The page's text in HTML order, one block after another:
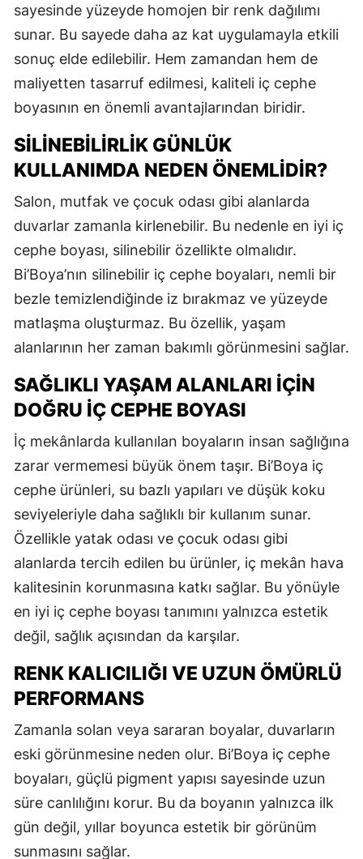
sayesinde yüzeyde homojen bir renk dağılımı
sunar. Bu sayede daha az kat uygulamayla etkili
sonuç elde edilebilir. Hem zamandan hem de
maliyetten tasarruf edilmesi, kaliteli iç cephe
boyasının en önemli avantajlarından biridir.
SILINEBILIRLIK GÜNLÜK
KULLANIMDA NEDEN ÖNEMLIDIR?
Salon, mutfak ve çocuk odası gibi alanlarda
duvarlar zamanla kirlenebilir. Bu nedenle en iyi iç
cephe boyası, silinebilir özellikte olmalıdır.
Bi’Boya’nın silinebilir iç cephe boyaları, nemli bir
bezle temizlendiğinde iz bırakmaz ve yüzeyde
matlaşma oluşturmaz. Bu özellik, yaşam
alanlarının her zaman bakımlı görünmesini sağlar.
SAĞLIKLI YAŞAM ALANLARI İÇIN
DOĞRU İÇ CEPHE BOYASI
İç mekânlarda kullanılan boyaların insan sağlığına
zarar vermemesi büyük önem taşır. Bi’Boya iç
cephe ürünleri, su bazlı yapıları ve düşük koku
seviyeleriyle daha sağlıklı bir kullanım sunar.
Özellikle yatak odası ve çocuk odası gibi
alanlarda tercih edilen bu ürünler, iç mekân hava
kalitesinin korunmasına katkı sağlar. Bu yönüyle
en iyi iç cephe boyası tanımını yalnızca estetik
değil, sağlık açısından da karşılar.
RENK KALICILIĞI VE UZUN ÖMÜRLÜ
PERFORMANS
Zamanla solan veya sararan boyalar, duvarların
eski görünmesine neden olur. Bi’Boya iç cephe
boyaları, güçlü pigment yapısı sayesinde uzun
süre canlılığını korur. Bu da boyanın yalnızca ilk
gün değil, yıllar boyunca estetik bir görünüm
sunmasını sağlar.